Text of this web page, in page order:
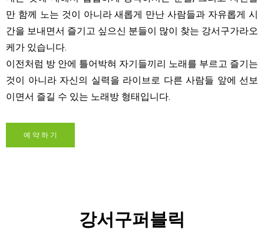
만 함께 노는 것이 아니라 새롭게 만난 사람들과 자유롭게 시
간을 보내면서 즐기고 싶으신 분들이 많이 찾는 강서구가라오
케가 있습니다.
이전처럼 방 안에 틀어박혀 자기들끼리 노래를 부르고 즐기는
것이 아니라 자신의 실력을 라이브로 다른 사람들 앞에 선보
이면서 즐길 수 있는 노래방 형태입니다.
예 약 하 기
강서구퍼블릭